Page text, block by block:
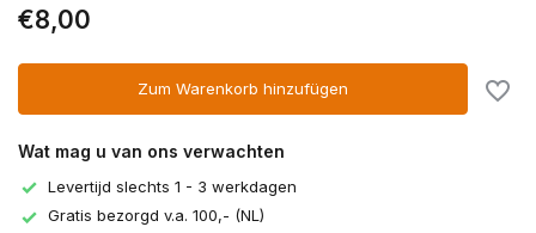
€8,00
Zum Warenkorb hinzufügen
Wat mag u van ons verwachten
Levertijd slechts 1 - 3 werkdagen
Gratis bezorgd v.a. 100,- (NL)